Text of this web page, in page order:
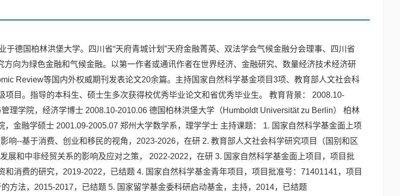
德国柏林洪堡大学。四川省“天府青城计划”天府金融菁英、双法学会气候金融分会理事、四川省
向为绿色金融和气候金融。以第一作者或通讯作者在世界经济、金融研究、数量经济技术经济研
Review等国内外权威期刊发表论文20余篇。主持国家自然科学基金项目3项、教育部人文社会科
目。指导的本科生、硕士生多次获得校优秀毕业论文和省优秀毕业生。 教育背景： 2008.10-
理学院，经济学博士 2008.10-2010.06 德国柏林洪堡大学（Humboldt Universität zu Berlin） 柏林
金融学硕士 2001.09-2005.07 郑州大学数学系，理学学士 主持课题： 1. 国家自然科学基金面上项
响--基于消费、创业和移民的视角，2023-2026，在研 2. 教育部人文社会科学研究项目（国别和区
和中非经贸关系的影响及应对之策， 2022-2022，在研 3. 国家自然科学基金面上项目，项目批
消费的研究，2019-2022，已结题 4. 国家自然科学基金青年项目，项目批准号：71401141，项目
方法，2015-2017，已结题 5. 国家留学基金委科研启动基金，主持，2014，已结题